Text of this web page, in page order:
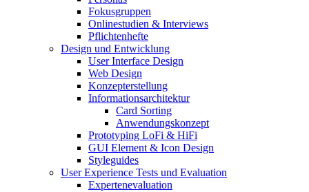
Fokusgruppen
Onlinestudien & Interviews
Pflichtenhefte
Design und Entwicklung
User Interface Design
Web Design
Konzepterstellung
Informationsarchitektur
Card Sorting
Anwendungskonzept
Prototyping LoFi & HiFi
GUI Element & Icon Design
Styleguides
User Experience Tests und Evaluation
Expertenevaluation